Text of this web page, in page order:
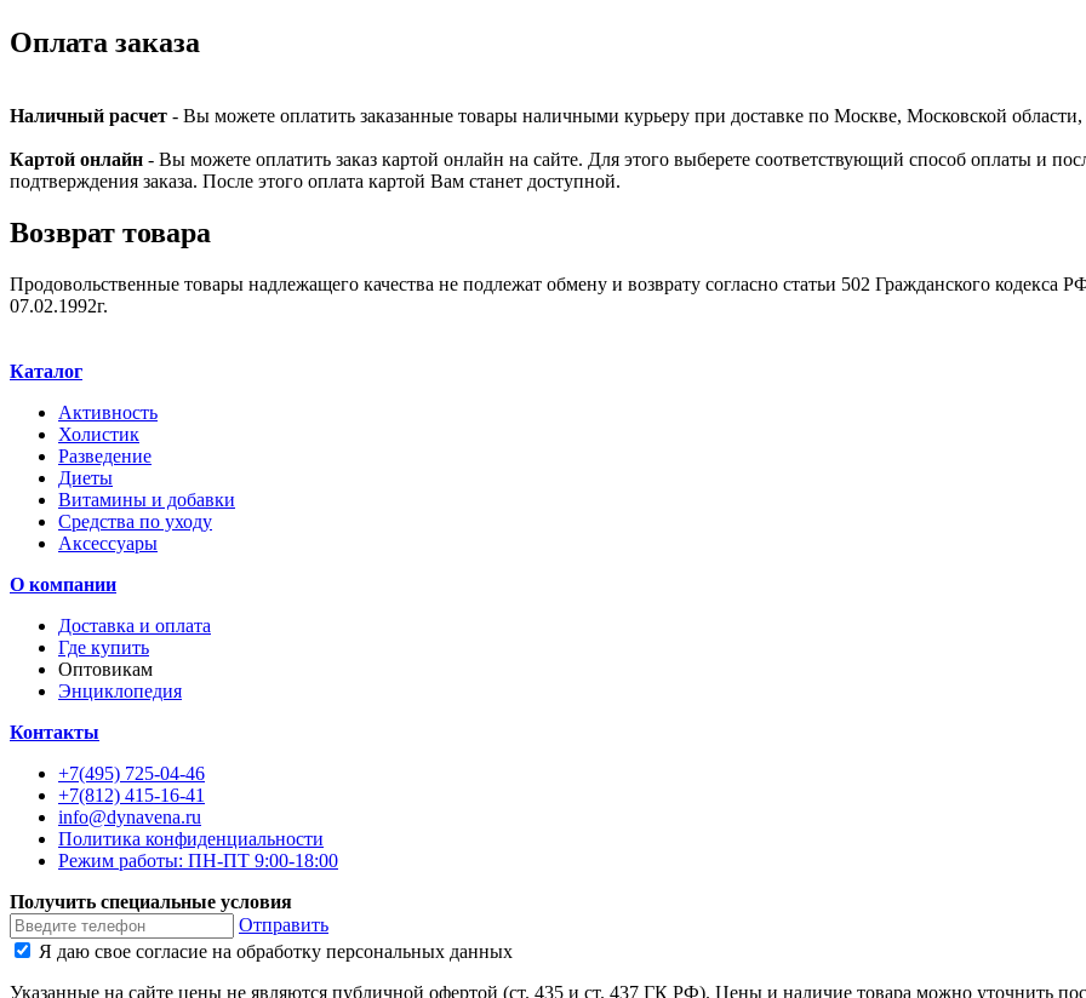
Оплата заказа
Наличный расчет - Вы можете оплатить заказанные товары наличными курьеру при доставке по Москве, Московской
Картой онлайн - Вы можете оплатить заказ картой онлайн на сайте. Для этого выберете соответствующий способ оплаты и
подтверждения заказа. После этого оплата картой Вам станет доступной.
Возврат товара
Продовольственные товары надлежащего качества не подлежат обмену и возврату согласно статьи 502 Гражданского
07.02.1992г.
Каталог
Активность
Холистик
Разведение
Диеты
Витамины и добавки
Средства по уходу
Аксессуары
О компании
Доставка и оплата
Где купить
Оптовикам
Энциклопедия
Контакты
+7(495) 725-04-46
+7(812) 415-16-41
info@dynavena.ru
Политика конфиденциальности
Режим работы: ПН-ПТ 9:00-18:00
Получить специальные условия
Отправить
Я даю свое согласие на обработку персональных данных
Указанные на сайте цены не являются публичной офертой (ст. 435 и ст. 437 ГК РФ). Цены и наличие товара можно уточнить